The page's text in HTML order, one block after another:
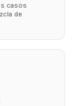
casos
de